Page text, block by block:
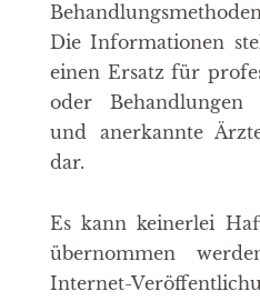
Die Informationen
einen Ersatz für
oder Behandlungen
und anerkannte
dar.
Es kann keinerlei
übernommen
Internet-